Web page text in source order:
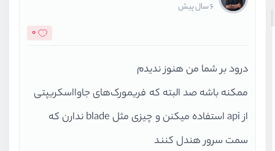
6 سال پیش
0
درود بر شما من هنوز ندیدم
ممکنه باشه صد البته که فریمورک‌های جاوااسکریپتی
از api استفاده میکنن و چیزی مثل blade ندارن که
سمت سرور هندل کنند